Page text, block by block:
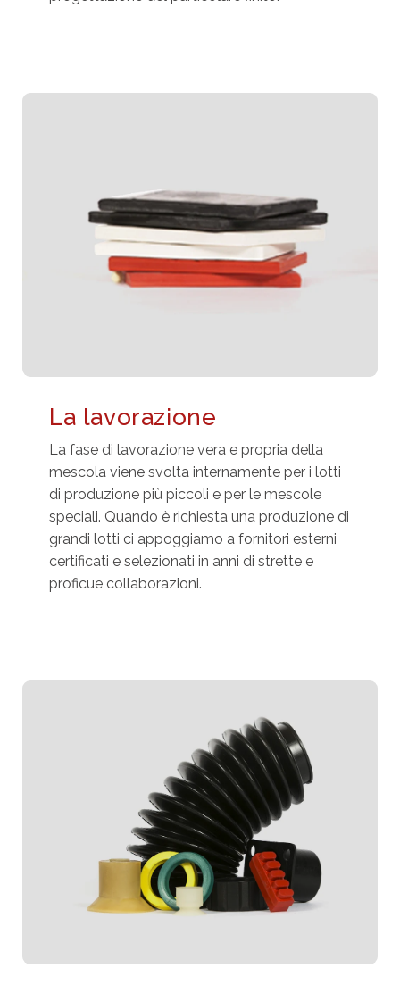
La lavorazione
La fase di lavorazione vera e propria della
mescola viene svolta internamente per i lotti
di produzione più piccoli e per le mescole
speciali. Quando è richiesta una produzione di
grandi lotti ci appoggiamo a fornitori esterni
certificati e selezionati in anni di strette e
proficue collaborazioni.